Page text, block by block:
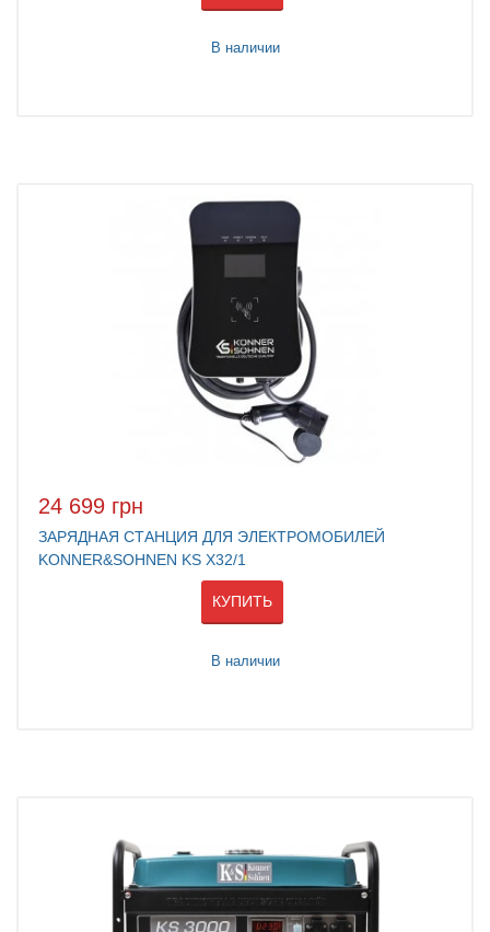
В наличии
24 699 грн
ЗАРЯДНАЯ СТАНЦИЯ ДЛЯ ЭЛЕКТРОМОБИЛЕЙ
KONNER&SOHNEN KS X32/1
КУПИТЬ
В наличии